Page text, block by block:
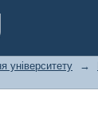
університету →